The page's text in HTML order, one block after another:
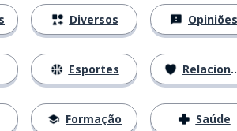
Diversos
Esportes
Formação
Opiniões
Relacionamentos
Saúde